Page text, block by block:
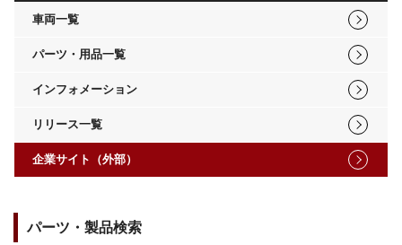
車両一覧
パーツ・用品一覧
インフォメーション
リリース一覧
企業サイト（外部）
パーツ・製品検索